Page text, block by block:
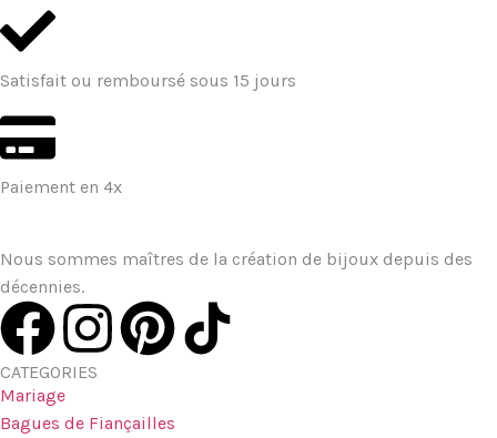
Satisfait ou remboursé sous 15 jours
Paiement en 4x
Nous sommes maîtres de la création de bijoux depuis des
décennies.
CATEGORIES
Mariage
Bagues de Fiançailles